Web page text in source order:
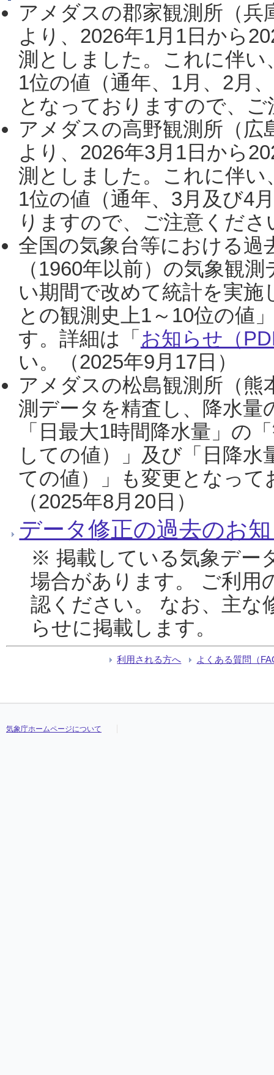
アメダスの郡家観測所（
より、2026年1月1日から
測としました。これに伴い
1位の値（通年、1月、2月
となっておりますので、
アメダスの高野観測所（
より、2026年3月1日から
測としました。これに伴い
1位の値（通年、3月及び4
りますので、ご注意くだ
全国の気象台等における過
（1960年以前）の気象観
い期間で改めて統計を実
との観測史上1～10位の値
す。詳細は「 お知らせ（
い。（2025年9月17日）
アメダスの松島観測所（熊
測データを精査し、降水
「日最大1時間降水量」の
しての値）」及び「日降
ての値）」も変更となっ
（2025年8月20日）
データ修正の過去のお
※ 掲載している気象デー
場合があります。 ご利用
認ください。 なお、主な
らせに掲載します。
利用される方へ よくある質問（
気象庁ホームページについて